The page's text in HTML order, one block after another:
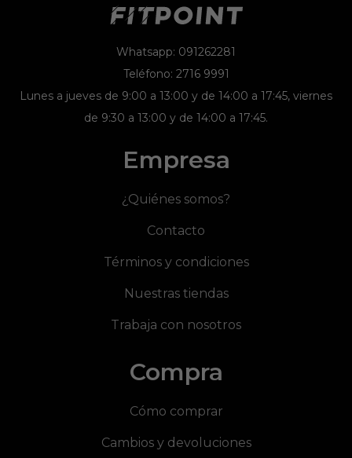
Whatsapp: 091262281
Teléfono: 2716 9991
Lunes a jueves de 9:00 a 13:00 y de 14:00 a 17:45, viernes
de 9:30 a 13:00 y de 14:00 a 17:45.
Empresa
¿Quiénes somos?
Contacto
Términos y condiciones
Nuestras tiendas
Trabaja con nosotros
Compra
Cómo comprar
Cambios y devoluciones